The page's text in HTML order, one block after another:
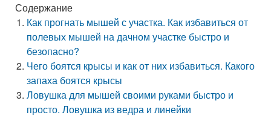
Содержание
Как прогнать мышей с участка. Как избавиться от
полевых мышей на дачном участке быстро и
безопасно?
Чего боятся крысы и как от них избавиться. Какого
запаха боятся крысы
Ловушка для мышей своими руками быстро и
просто. Ловушка из ведра и линейки